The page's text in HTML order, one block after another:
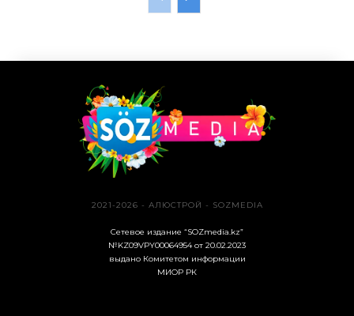
2021-2026 - АЛЮСТРОЙ - SOZMEDIA
Сетевое издание “SOZmedia.kz”
№KZ09VPY00064954 от 20.02.2023
выдано Комитетом информации
МИОР РК